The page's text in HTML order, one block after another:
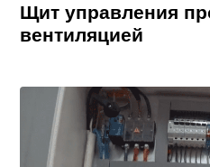
Щит управления
вентиляцией